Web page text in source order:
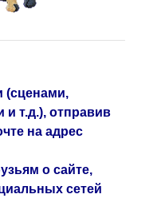
(сценами,
т.д.), отправив
на адрес
о сайте,
сетей